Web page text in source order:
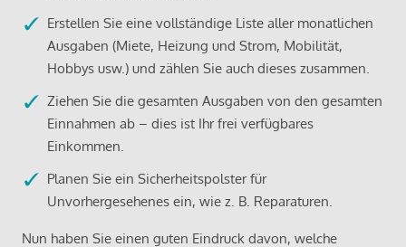
Erstellen Sie eine vollständige Liste aller monatlichen
Ausgaben (Miete, Heizung und Strom, Mobilität,
Hobbys usw.) und zählen Sie auch dieses zusammen.
Ziehen Sie die gesamten Ausgaben von den gesamten
Einnahmen ab – dies ist Ihr frei verfügbares
Einkommen.
Planen Sie ein Sicherheitspolster für
Unvorhergesehenes ein, wie z. B. Reparaturen.
Nun haben Sie einen guten Eindruck davon, welche